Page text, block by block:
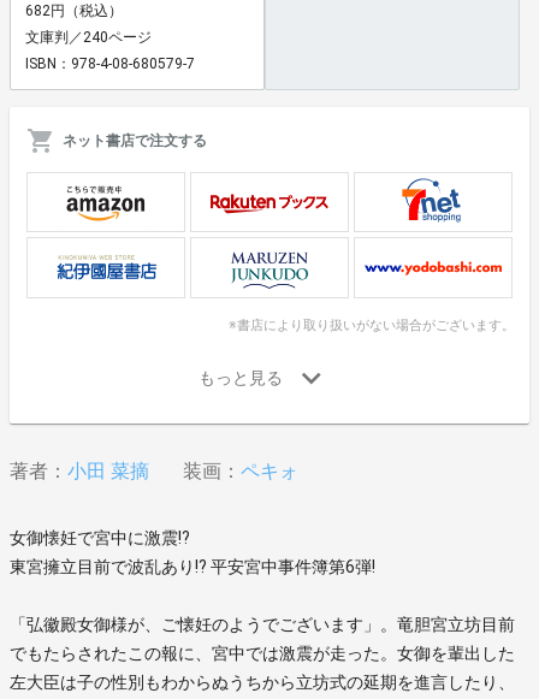
682円（税込）
文庫判／240ページ
ISBN：978-4-08-680579-7
ネット書店で注文する
※書店により取り扱いがない場合がございます。
著者： 小田 菜摘 装画： ペキォ
女御懐妊で宮中に激震!?
東宮擁立目前で波乱あり!? 平安宮中事件簿第6弾!
「弘徽殿女御様が、ご懐妊のようでございます」。竜胆宮立坊目前
でもたらされたこの報に、宮中では激震が走った。女御を輩出した
左大臣は子の性別もわからぬうちから立坊式の延期を進言したり、